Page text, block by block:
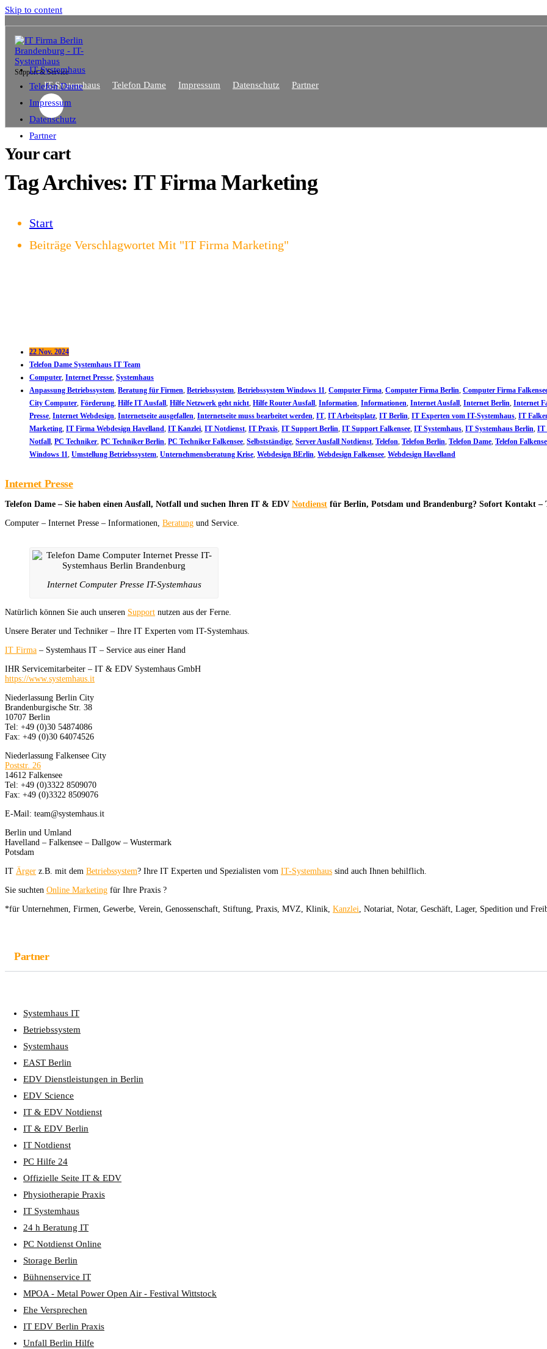
Skip to content
Support & Service
IT-Systemhaus Telefon Dame Impressum Datenschutz Partner
IT-Systemhaus
Telefon Dame
Impressum
Datenschutz
Partner
Your cart
Tag Archives: IT Firma Marketing
Start
Beiträge Verschlagwortet Mit "IT Firma Marketing"
22 Nov. 2024
Telefon Dame Systemhaus IT Team
Computer Internet Presse Systemhaus
Anpassung Betriebssystem Beratung für Firmen Betriebssystem Betriebssystem Windows 11 Computer Firma Computer Firma Berlin Computer Firma
City Computer Förderung Hilfe IT Ausfall Hilfe Netzwerk geht nicht Hilfe Router Ausfall Information Informationen Internet Ausfall Internet Berlin Internet
Presse Internet Webdesign Internetseite ausgefallen Internetseite muss bearbeitet werden IT IT Arbeitsplatz IT Berlin IT Experten vom IT-Systemhaus IT
Marketing IT Firma Webdesign Havelland IT Kanzlei IT Notdienst IT Praxis IT Support Berlin IT Support Falkensee IT Systemhaus IT Systemhaus Berlin IT
Notfall PC Techniker PC Techniker Berlin PC Techniker Falkensee Selbstständige Server Ausfall Notdienst Telefon Telefon Berlin Telefon Dame Telefon
Windows 11 Umstellung Betriebssystem Unternehmensberatung Krise Webdesign BErlin Webdesign Falkensee Webdesign Havelland
Internet Presse
Telefon Dame – Sie haben einen Ausfall, Notfall und suchen Ihren IT & EDV Notdienst für Berlin, Potsdam und Brandenburg? Sofort Kontakt –
Computer – Internet Presse – Informationen, Beratung und Service.
Internet Computer Presse IT-Systemhaus
Natürlich können Sie auch unseren Support nutzen aus der Ferne.
Unsere Berater und Techniker – Ihre IT Experten vom IT-Systemhaus.
IT Firma – Systemhaus IT – Service aus einer Hand
IHR Servicemitarbeiter – IT & EDV Systemhaus GmbH
https://www.systemhaus.it
Niederlassung Berlin City
Brandenburgische Str. 38
10707 Berlin
Tel: +49 (0)30 54874086
Fax: +49 (0)30 64074526
Niederlassung Falkensee City
Poststr. 26
14612 Falkensee
Tel: +49 (0)3322 8509070
Fax: +49 (0)3322 8509076
E-Mail: team@systemhaus.it
Berlin und Umland
Havelland – Falkensee – Dallgow – Wustermark
Potsdam
IT Ärger z.B. mit dem Betriebssystem? Ihre IT Experten und Spezialisten vom IT-Systemhaus sind auch Ihnen behilflich.
Sie suchten Online Marketing für Ihre Praxis ?
*für Unternehmen, Firmen, Gewerbe, Verein, Genossenschaft, Stiftung, Praxis, MVZ, Klinik, Kanzlei, Notariat, Notar, Geschäft, Lager, Spedition und
Partner
Systemhaus IT
Betriebssystem
Systemhaus
EAST Berlin
EDV Dienstleistungen in Berlin
EDV Science
IT & EDV Notdienst
IT & EDV Berlin
IT Notdienst
PC Hilfe 24
Offizielle Seite IT & EDV
Physiotherapie Praxis
IT Systemhaus
24 h Beratung IT
PC Notdienst Online
Storage Berlin
Bühnenservice IT
MPOA - Metal Power Open Air - Festival Wittstock
Ehe Versprechen
IT EDV Berlin Praxis
Unfall Berlin Hilfe